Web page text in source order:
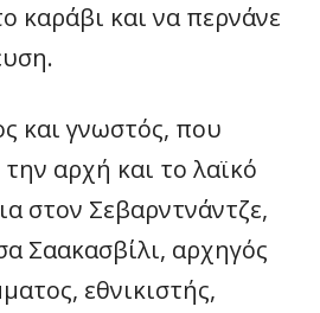
καράβι και να περνάνε
και γνωστός, που
αρχή και το λαϊκό
στον Σεβαρντνάντζε,
Σαακασβίλι, αρχηγός
εθνικιστής,